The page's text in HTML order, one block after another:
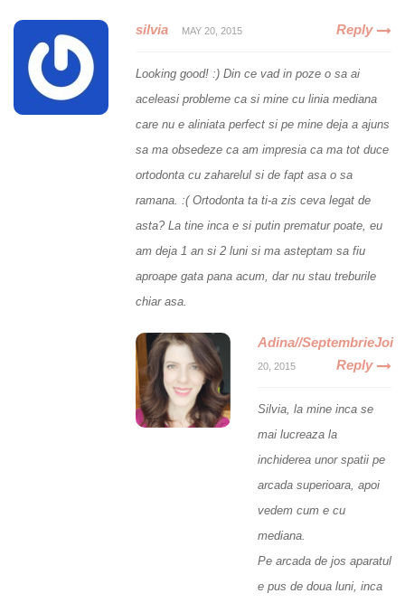
silvia MAY 20, 2015 Reply
Looking good! :) Din ce vad in poze o sa ai
aceleasi probleme ca si mine cu linia mediana
care nu e aliniata perfect si pe mine deja a ajuns
sa ma obsedeze ca am impresia ca ma tot duce
ortodonta cu zaharelul si de fapt asa o sa
ramana. :( Ortodonta ta ti-a zis ceva legat de
asta? La tine inca e si putin prematur poate, eu
am deja 1 an si 2 luni si ma asteptam sa fiu
aproape gata pana acum, dar nu stau treburile
chiar asa.
Adina//SeptembrieJoi
20, 2015 Reply
Silvia, la mine inca se
mai lucreaza la
inchiderea unor spatii pe
arcada superioara, apoi
vedem cum e cu
mediana.
Pe arcada de jos aparatul
e pus de doua luni, inca